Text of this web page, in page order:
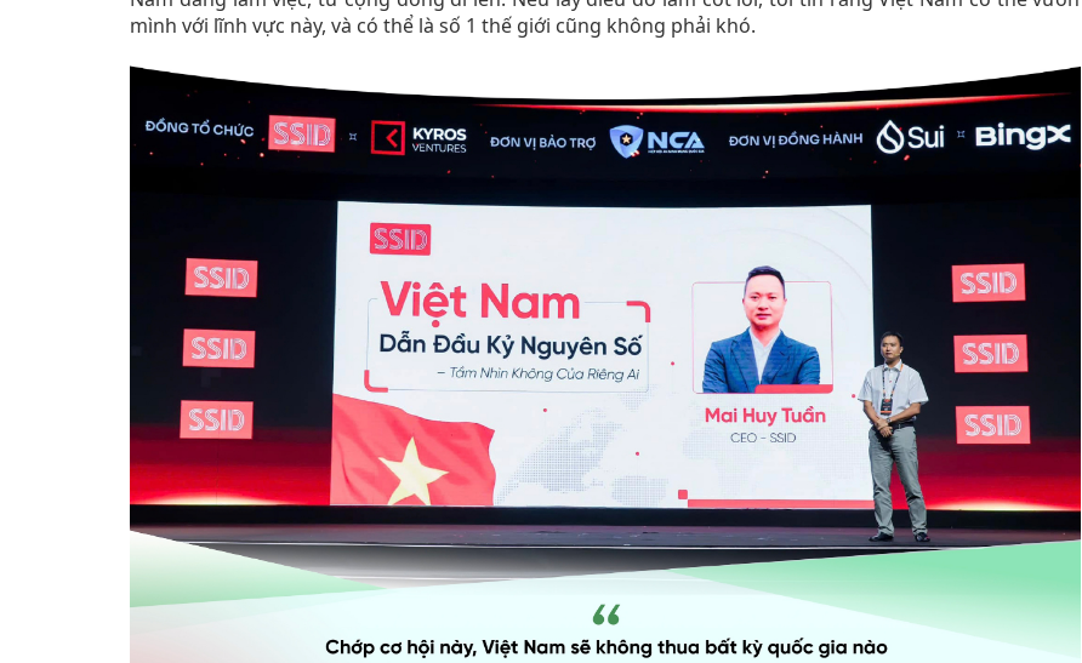
mình với lĩnh vực này, và có thể là số 1 thế giới cũng không phải khó.